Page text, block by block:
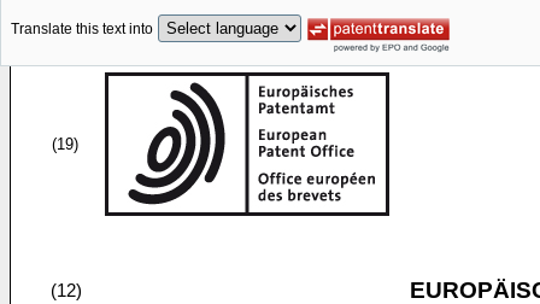
Translate this text into
(19)
(12)